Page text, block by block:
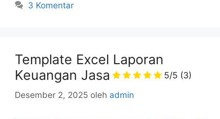
3 Komentar
Template Excel Laporan
Keuangan Jasa
5/5 (3)
Desember 2, 2025 oleh admin